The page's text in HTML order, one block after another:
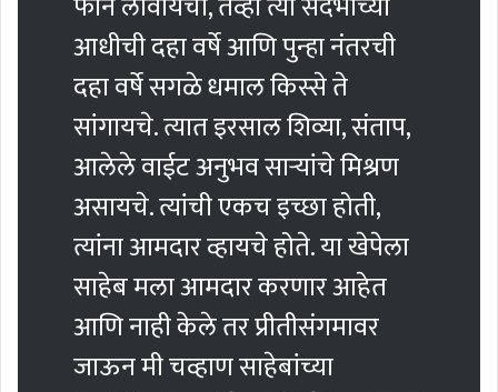
आधीची दहा वर्षे आणि पुन्हा नंतरची
दहा वर्षे सगळे धमाल किस्से ते
सांगायचे. त्यात इरसाल शिव्या, संताप,
आलेले वाईट अनुभव सार्‍यांचे मिश्रण
असायचे. त्यांची एकच इच्छा होती,
त्यांना आमदार व्हायचे होते. या खेपेला
साहेब मला आमदार करणार आहेत
आणि नाही केले तर प्रीतीसंगमावर
जाऊन मी चव्हाण साहेबांच्या